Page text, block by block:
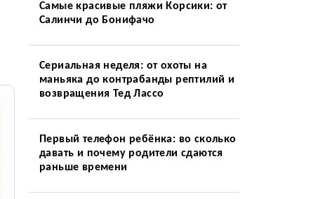
Самые красивые пляжи Корсики: от
Салинчи до Бонифачо
Сериальная неделя: от охоты на
маньяка до контрабанды рептилий и
возвращения Тед Лассо
Первый телефон ребёнка: во сколько
давать и почему родители сдаются
раньше времени